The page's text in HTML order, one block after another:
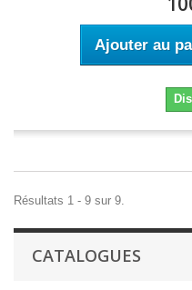
Ajouter au
Résultats 1 - 9 sur 9.
CATALOGUES